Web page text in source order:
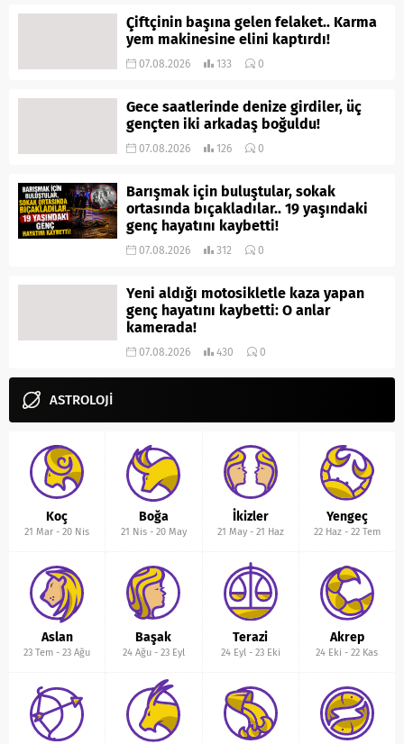
Çiftçinin başına gelen felaket.. Karma
yem makinesine elini kaptırdı!
07.08.2026 133 0
Gece saatlerinde denize girdiler, üç
gençten iki arkadaş boğuldu!
07.08.2026 126 0
Barışmak için buluştular, sokak
ortasında bıçakladılar.. 19 yaşındaki
genç hayatını kaybetti!
07.08.2026 312 0
Yeni aldığı motosikletle kaza yapan
genç hayatını kaybetti: O anlar
kamerada!
07.08.2026 430 0
ASTROLOJİ
Koç
21 Mar -20 Nis
Boğa
21 Nis- 20 May
İkizler
21 May- 21 Haz
Yengeç
22 Haz- 22 Tem
Aslan
23 Tem -23 Ağu
Başak
24 Ağu- 23 Eyl
Terazi
24 Eyl- 23 Eki
Akrep
24 Eki -22 Kas